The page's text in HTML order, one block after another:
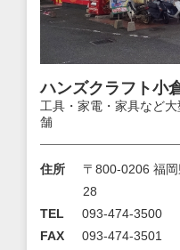
ハンズクラフト小
工具・家電・家具など
舗
住所
〒800-0206 福
28
TEL
093-474-3500
FAX
093-474-3501